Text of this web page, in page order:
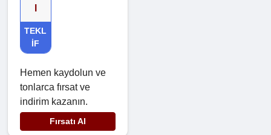
TEKL
IF
Hemen kaydolun ve
tonlarca fırsat ve
indirim kazanın.
Fırsatı Al